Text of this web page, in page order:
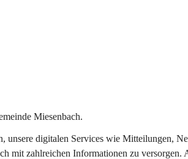
Miesenbach.
unsere digitalen Services wie Mitteilungen,
mit zahlreichen Informationen zu